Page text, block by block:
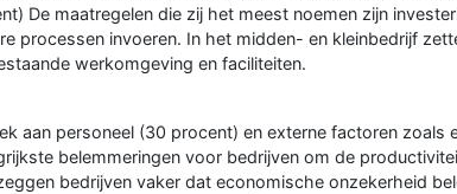
De maatregelen die zij het meest noemen zijn
processen invoeren. In het midden- en kleinbedrijf
werkomgeving en faciliteiten.
aan personeel (30 procent) en externe factoren
belemmeringen voor bedrijven om de
bedrijven vaker dat economische onzekerheid